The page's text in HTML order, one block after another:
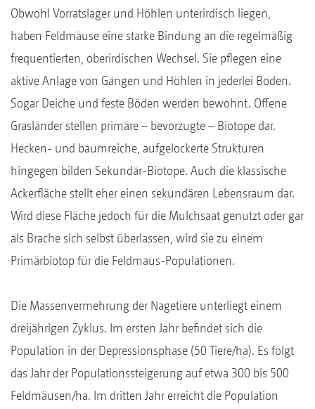
Obwohl Vorratslager und Höhlen unterirdisch liegen,
haben Feldmäuse eine starke Bindung an die regelmäßig
frequentierten, oberirdischen Wechsel. Sie pflegen eine
aktive Anlage von Gängen und Höhlen in jederlei Boden.
Sogar Deiche und feste Böden werden bewohnt. Offene
Grasländer stellen primäre – bevorzugte – Biotope dar.
Hecken- und baumreiche, aufgelockerte Strukturen
hingegen bilden Sekundär-Biotope. Auch die klassische
Ackerfläche stellt eher einen sekundären Lebensraum dar.
Wird diese Fläche jedoch für die Mulchsaat genutzt oder gar
als Brache sich selbst überlassen, wird sie zu einem
Primärbiotop für die Feldmaus-Populationen.
Die Massenvermehrung der Nagetiere unterliegt einem
dreijährigen Zyklus. Im ersten Jahr befindet sich die
Population in der Depressionsphase (50 Tiere/ha). Es folgt
das Jahr der Populationssteigerung auf etwa 300 bis 500
Feldmäusen/ha. Im dritten Jahr erreicht die Population